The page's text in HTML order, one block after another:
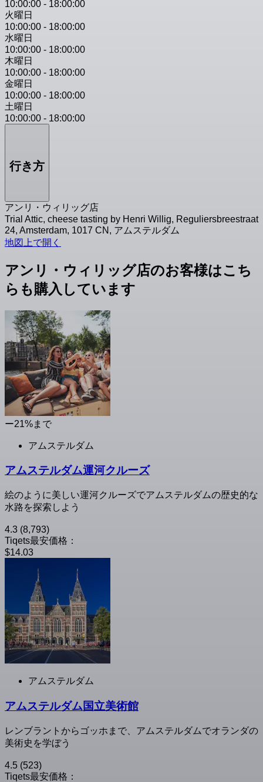
10:00:00 - 18:00:00
火曜日
10:00:00 - 18:00:00
水曜日
10:00:00 - 18:00:00
木曜日
10:00:00 - 18:00:00
金曜日
10:00:00 - 18:00:00
土曜日
10:00:00 - 18:00:00
行き方
アンリ・ウィリッグ店
Trial Attic, cheese tasting by Henri Willig, Reguliersbreestraat
24, Amsterdam, 1017 CN, アムステルダム
地図上で開く
アンリ・ウィリッグ店のお客様はこち
らも購入しています
ー21%まで
アムステルダム
アムステルダム運河クルーズ
絵のように美しい運河クルーズでアムステルダムの歴史的な
水路を探索しよう
4.3 (8,793)
Tiqets最安価格：
$14.03
アムステルダム
アムステルダム国立美術館
レンブラントからゴッホまで、アムステルダムでオランダの
美術史を学ぼう
4.5 (523)
Tiqets最安価格：